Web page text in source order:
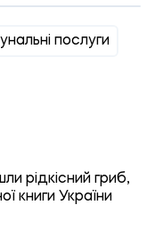
послуги
рідкісний гриб,
книги України